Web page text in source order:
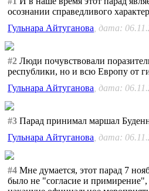
осознании справедливого
Гульнара Айтуганова , дата:
#2 Люди почувствовали
республики, но и всю Европу от
Гульнара Айтуганова , дата:
#3 Парад принимал маршал
Гульнара Айтуганова , дата:
#4 Мне думается, этот парад 7
было не "согласие и примирение",